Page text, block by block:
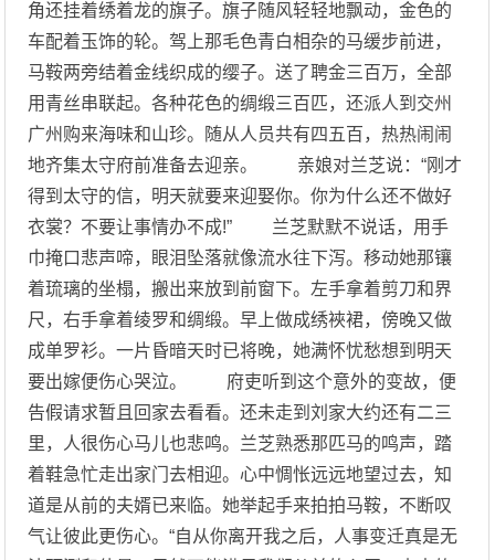
角还挂着绣着龙的旗子。旗子随风轻轻地飘动，金色的
车配着玉饰的轮。驾上那毛色青白相杂的马缓步前进，
马鞍两旁结着金线织成的缨子。送了聘金三百万，全部
用青丝串联起。各种花色的绸缎三百匹，还派人到交州
广州购来海味和山珍。随从人员共有四五百，热热闹闹
地齐集太守府前准备去迎亲。 亲娘对兰芝说：“刚才
得到太守的信，明天就要来迎娶你。你为什么还不做好
衣裳？不要让事情办不成!” 兰芝默默不说话，用手
巾掩口悲声啼，眼泪坠落就像流水往下泻。移动她那镶
着琉璃的坐榻，搬出来放到前窗下。左手拿着剪刀和界
尺，右手拿着绫罗和绸缎。早上做成绣裌裙，傍晚又做
成单罗衫。一片昏暗天时已将晚，她满怀忧愁想到明天
要出嫁便伤心哭泣。 府吏听到这个意外的变故，便
告假请求暂且回家去看看。还未走到刘家大约还有二三
里，人很伤心马儿也悲鸣。兰芝熟悉那匹马的鸣声，踏
着鞋急忙走出家门去相迎。心中惆怅远远地望过去，知
道是从前的夫婿已来临。她举起手来拍拍马鞍，不断叹
气让彼此更伤心。“自从你离开我之后，人事变迁真是无